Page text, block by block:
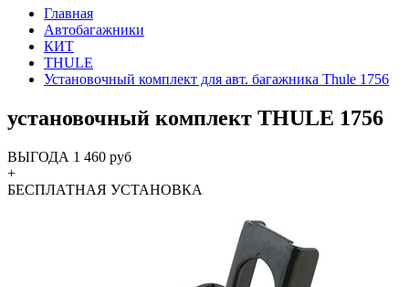
Главная
Автобагажники
КИТ
THULE
Установочный комплект для авт. багажника Thule 1756
установочный комплект THULE 1756
ВЫГОДА 1 460 руб
+
БЕСПЛАТНАЯ УСТАНОВКА